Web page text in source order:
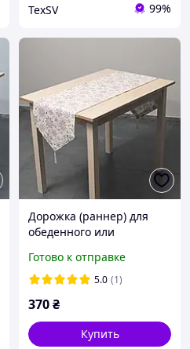
TexSV 99%
Дорожка (раннер) для
обеденного или
водоотталкивающая
ткань / снежинки на
Готово к отправке
5.0 (1)
370₴
Купить